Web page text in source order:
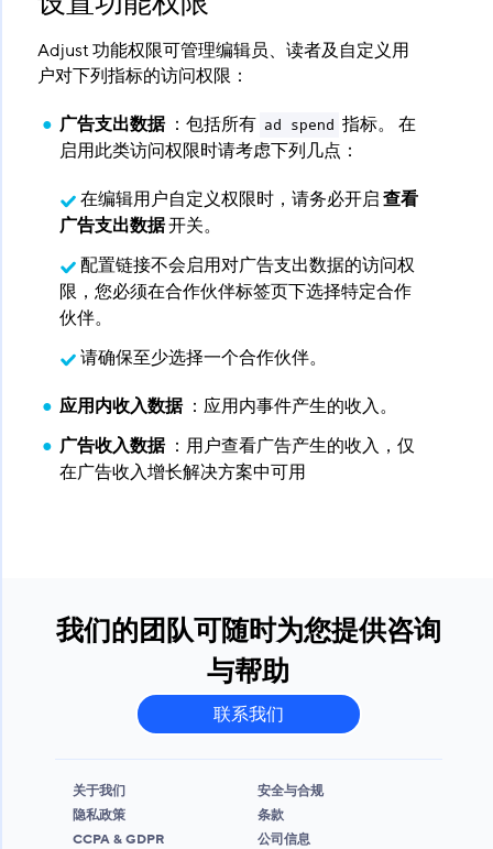
Adjust 功能权限可管理编辑员、读者及自定义用
户对下列指标的访问权限：
广告支出数据​ ：包括所有 ad spend 指标。 在
启用此类访问权限时请考虑下列几点：
在编辑用户自定义权限时，请务必开启查看
广告支出数据​ 开关。
配置链接不会启用对广告支出数据的访问权
限，您必须在合作伙伴标签页下选择特定合作
伙伴。
请确保至少选择一个合作伙伴。
应用内收入数据​ ：应用内事件产生的收入。
广告收入数据​ ：用户查看广告产生的收入，仅
在广告收入增长解决方案中可用
我们的团队可随时为您提供咨询
与帮助
联系我们
关于我们
安全与合规
隐私政策
条款
CCPA & GDPR
公司信息